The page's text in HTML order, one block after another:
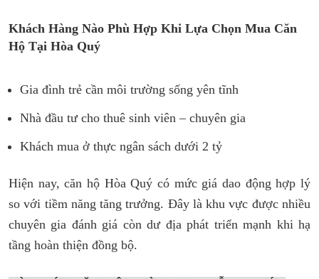
Khách Hàng Nào Phù Hợp Khi Lựa Chọn Mua Căn
Hộ Tại Hòa Quý
Gia đình trẻ cần môi trường sống yên tĩnh
Nhà đầu tư cho thuê sinh viên – chuyên gia
Khách mua ở thực ngân sách dưới 2 tỷ
Hiện nay, căn hộ Hòa Quý có mức giá dao động hợp lý
so với tiềm năng tăng trưởng. Đây là khu vực được nhiều
chuyên gia đánh giá còn dư địa phát triển mạnh khi hạ
tầng hoàn thiện đồng bộ.